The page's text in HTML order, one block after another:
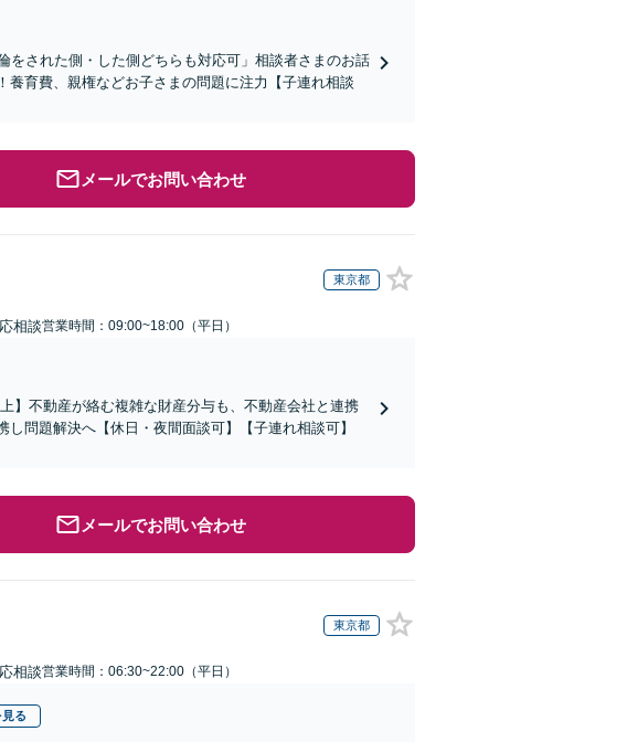
をされた側・した側どちらも対応可」相談者さまのお話
育費、親権などお子さまの問題に注力【子連れ相談
メールでお問い合わせ
東京都
相談営業時間：09:00~18:00（平日）
】不動産が絡む複雑な財産分与も、不動産会社と連携
問題解決へ【休日・夜間面談可】【子連れ相談可】
メールでお問い合わせ
東京都
相談営業時間：06:30~22:00（平日）
る